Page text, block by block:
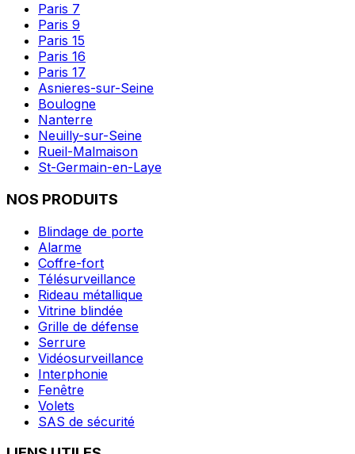
Paris 7
Paris 9
Paris 15
Paris 16
Paris 17
Asnieres-sur-Seine
Boulogne
Nanterre
Neuilly-sur-Seine
Rueil-Malmaison
St-Germain-en-Laye
NOS PRODUITS
Blindage de porte
Alarme
Coffre-fort
Télésurveillance
Rideau métallique
Vitrine blindée
Grille de défense
Serrure
Vidéosurveillance
Interphonie
Fenêtre
Volets
SAS de sécurité